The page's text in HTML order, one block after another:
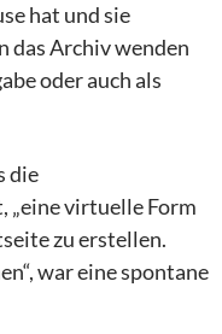
hat und sie
das Archiv wenden
oder auch als
die
„eine virtuelle Form
zu erstellen.
war eine spontane